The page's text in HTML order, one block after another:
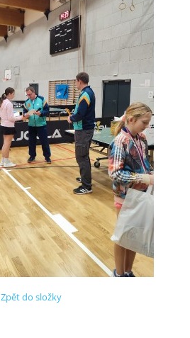
Zpět do složky